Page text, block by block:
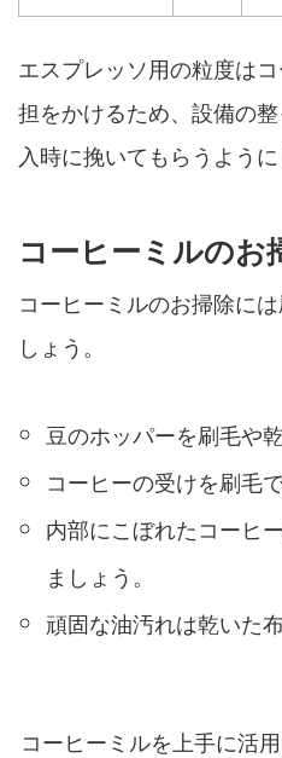
エスプレッソ用の粒度は
担をかけるため、設備の
入時に挽いてもらうように
コーヒーミルのお
コーヒーミルのお掃除に
しょう。
豆のホッパーを刷毛や
コーヒーの受けを刷毛で
内部にこぼれたコーヒ
ましょう。
頑固な油汚れは乾いた
コーヒーミルを上手に活